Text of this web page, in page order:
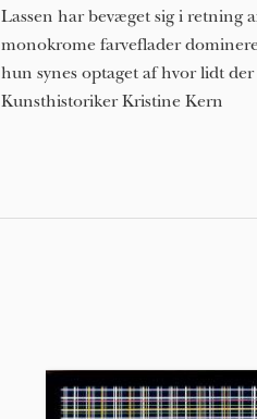
Lassen har bevæget sig i retning
monokrome farveflader
hun synes optaget af hvor lidt der
Kunsthistoriker Kristine Kern